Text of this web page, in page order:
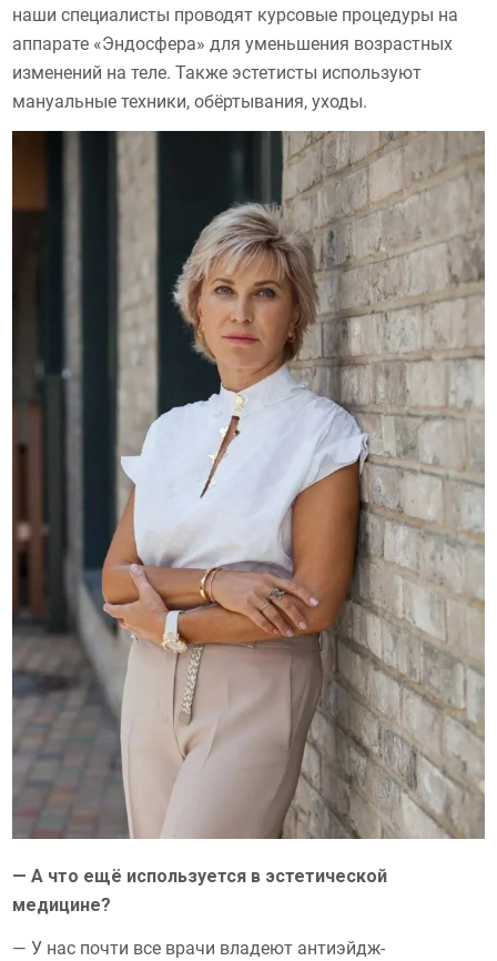
наши специалисты проводят курсовые процедуры на
аппарате «Эндосфера» для уменьшения возрастных
изменений на теле. Также эстетисты используют
мануальные техники, обёртывания, уходы.
— А что ещё используется в эстетической
медицине?
— У нас почти все врачи владеют антиэйдж-